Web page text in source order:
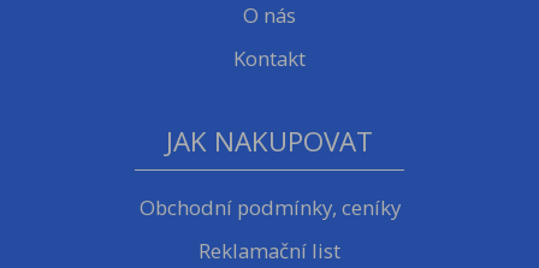
O nás
Kontakt
JAK NAKUPOVAT
Obchodní podmínky, ceníky
Reklamační list